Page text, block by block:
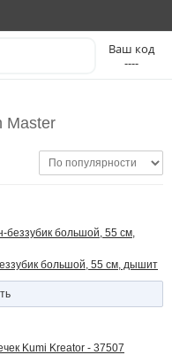
----
Master
большой, 55 см, дышит